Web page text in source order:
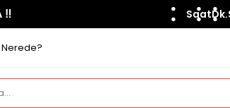
​‼️​ SaatDk.